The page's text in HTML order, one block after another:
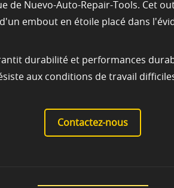
Nuevo-Auto-Repair-Tools. Cet
embout en étoile placé dans
durabilité et performances
aux conditions de travail
Contactez-nous